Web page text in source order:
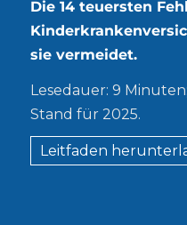
Die 14 teuersten
sie vermeidet.
Lesedauer: 9
Stand für 2025.
Leitfaden